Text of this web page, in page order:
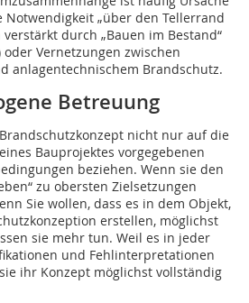
„über den Tellerrand
durch „Bauen im Bestand“
oder Vernetzungen zwischen
anlagentechnischem Brandschutz.
Betreuung
nicht nur auf die
Bauprojektes vorgegebenen
beziehen. Wenn sie den
zu obersten Zielsetzungen
Sie wollen, dass es in dem Objekt,
erstellen, möglichst
sie mehr tun. Weil es in jeder
und Fehlinterpretationen
ihr Konzept möglichst vollständig